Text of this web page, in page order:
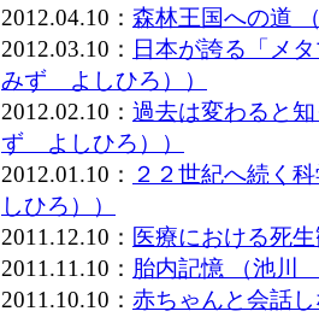
2012.04.10： 森林王国への道
2012.03.10： 日本が誇る「メ
みず よしひろ））
2012.02.10： 過去は変わると
ず よしひろ））
2012.01.10：
２２世紀へ続く
しひろ））
2011.12.10： 医療における死
2011.11.10： 胎内記憶 （池
2011.10.10： 赤ちゃんと会話